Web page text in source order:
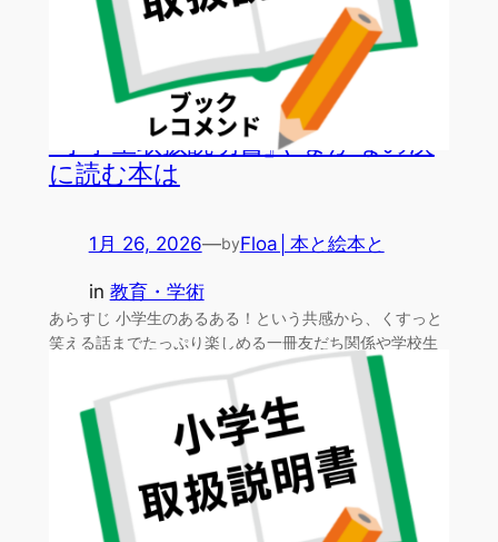
『小学生取扱説明書』やまかなの次
に読む本は
1月 26, 2026—byFloa│本と絵本と
in 教育・学術
あらすじ 小学生のあるある！という共感から、くすっと
笑える話までたっぷり楽しめる一冊友だち関係や学校生